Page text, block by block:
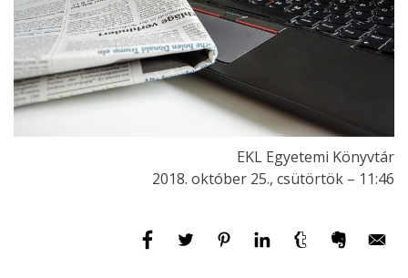
EKL Egyetemi Könyvtár
2018. október 25., csütörtök – 11:46